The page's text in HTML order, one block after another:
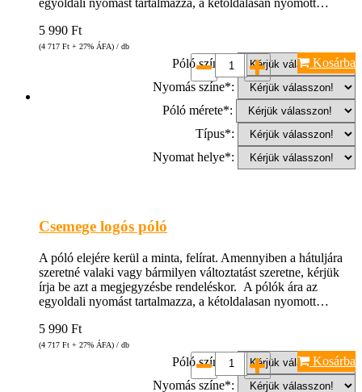
egyoldali nyomást tartalmazza, a kétoldalasan nyomott…
5 990 Ft
(4 717 Ft + 27% ÁFA) / db
Póló színe*:
Nyomás színe*:
Póló mérete*:
Típus*:
Nyomat helye*:
Kosárba
Csemege logós póló
A póló elejére kerül a minta, felírat. Amennyiben a hátuljára
szeretné valaki vagy bármilyen változtatást szeretne, kérjük
írja be azt a megjegyzésbe rendeléskor. A pólók ára az
egyoldali nyomást tartalmazza, a kétoldalasan nyomott…
5 990 Ft
(4 717 Ft + 27% ÁFA) / db
Póló színe*:
Nyomás színe*:
Kosárba